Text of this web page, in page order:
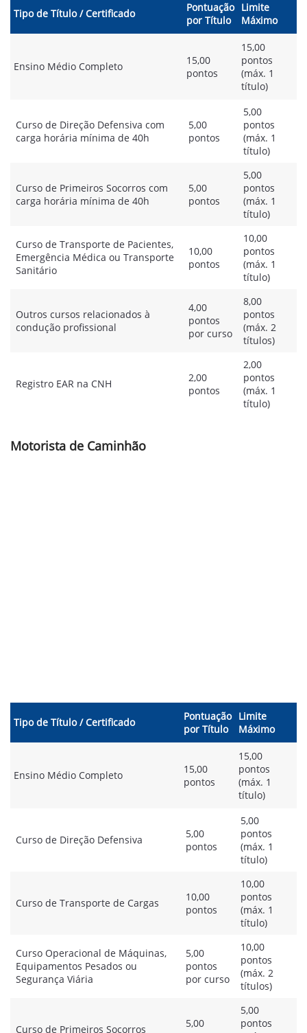
Tipo de Título / Certificado
Pontuação
por Título
Limite
Máximo
Ensino Médio Completo
15,00
pontos
15,00
pontos
(máx. 1
título)
Curso de Direção Defensiva com
carga horária mínima de 40h
5,00
pontos
5,00
pontos
(máx. 1
título)
Curso de Primeiros Socorros com
carga horária mínima de 40h
5,00
pontos
5,00
pontos
(máx. 1
título)
Curso de Transporte de Pacientes,
Emergência Médica ou Transporte
Sanitário
10,00
pontos
10,00
pontos
(máx. 1
título)
Outros cursos relacionados à
condução profissional
4,00
pontos
por curso
8,00
pontos
(máx. 2
títulos)
Registro EAR na CNH
2,00
pontos
2,00
pontos
(máx. 1
título)
Motorista de Caminhão
Tipo de Título / Certificado
Pontuação
por Título
Limite
Máximo
Ensino Médio Completo
15,00
pontos
15,00
pontos
(máx. 1
título)
Curso de Direção Defensiva
5,00
pontos
5,00
pontos
(máx. 1
título)
Curso de Transporte de Cargas
10,00
pontos
10,00
pontos
(máx. 1
título)
Curso Operacional de Máquinas,
Equipamentos Pesados ou
Segurança Viária
5,00
pontos
por curso
10,00
pontos
(máx. 2
títulos)
Curso de Primeiros Socorros
5,00
5,00
pontos